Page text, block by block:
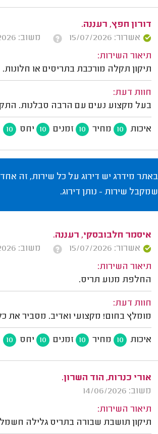
דורון חפץ, רעננה.
אשרור: 15/07/2026
משוב: 23/04/2026
תיאור השירות:
תיקון תקלה מורכבת בתריסים או חלונות.
חוות דעת:
בעל מקצוע נעים עם הרבה סבלנות.
איכות 10 מחיר 10 זמנים 10 יחס 10
באתר מידרג יש דירוג על כל שירות, זה
שמקבל שירות - נותן דירוג.
איסמר חלבובסקי, רעננה.
אשרור: 15/07/2026
משוב: 12/04/2026
תיאור השירות:
החלפת מנוע תריס.
חוות דעת:
מומלץ בחום! מקצועי ואדיב. מסביר את
איכות 10 מחיר 10 זמנים 10 יחס 10
אורי כנרות, הוד השרון.
משוב: 14/06/2026
תיאור השירות:
תיקון תושבת שבורה בתריס גלילה